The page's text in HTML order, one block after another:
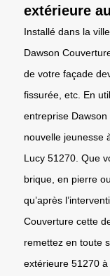
extérieure
Installé dans la
Dawson
de votre façade
fissurée, etc. En
entreprise
nouvelle jeunesse
Lucy 51270. Que
brique, en pierre
qu’après
Couverture cette
remettez en toute
extérieure 51270 à